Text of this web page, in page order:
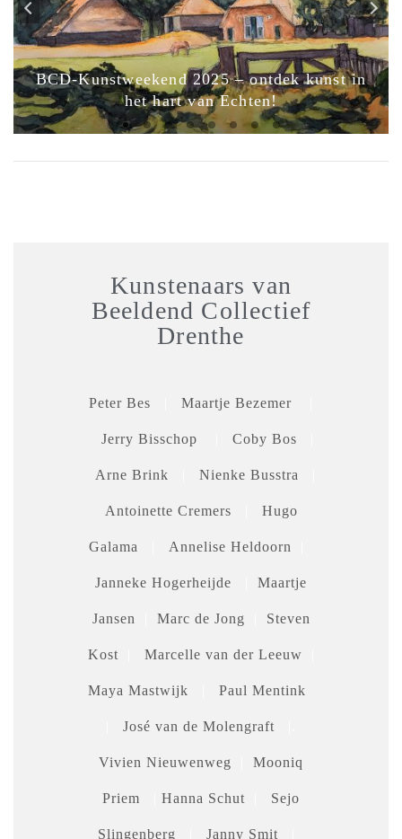
BCD-Kunstweekend 2025 – ontdek kunst in
het hart van Echten!
Kunstenaars van
Beeldend Collectief
Drenthe
Peter Bes Maartje Bezemer
Jerry Bisschop Coby Bos
Arne Brink Nienke Busstra
Antoinette Cremers Hugo
Galama Annelise Heldoorn
Janneke Hogerheijde Maartje
Jansen Marc de Jong Steven
Kost Marcelle van der Leeuw
Maya Mastwijk Paul Mentink
José van de Molengraft
Vivien Nieuwenweg Mooniq
Priem Hanna Schut Sejo
Slingenberg Janny Smit